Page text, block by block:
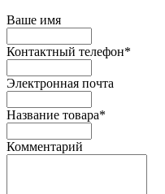
Ваше имя
Контактный телефон*
Электронная почта
Название товара*
Комментарий